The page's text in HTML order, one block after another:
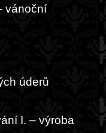
vánoční
úderů
I. – výroba